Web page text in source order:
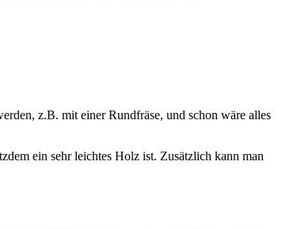
z.B. mit einer Rundfräse, und schon wäre alles
ein sehr leichtes Holz ist. Zusätzlich kann man